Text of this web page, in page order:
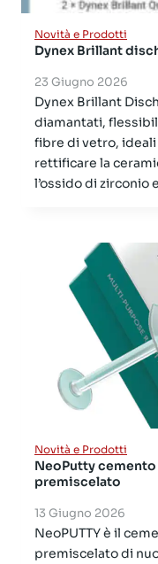
Novità e Prodotti
Dynex Brillant
23 Giugno 2026
Dynex Brillant
diamantati,
fibre di vetro,
rettificare la
l’ossido di zirconio
Novità e Prodotti
NeoPutty
premiscelato
13 Giugno 2026
NeoPUTTY è il
premiscelato di